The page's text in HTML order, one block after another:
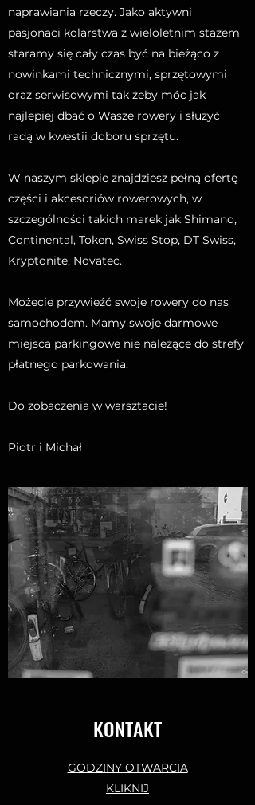
naprawiania rzeczy. Jako aktywni
pasjonaci kolarstwa z wieloletnim stażem
staramy się cały czas być na bieżąco z
nowinkami technicznymi, sprzętowymi
oraz serwisowymi tak żeby móc jak
najlepiej dbać o Wasze rowery i służyć
radą w kwestii doboru sprzętu.
W naszym sklepie znajdziesz pełną ofertę
części i akcesoriów rowerowych, w
szczególności takich marek jak Shimano,
Continental, Token, Swiss Stop, DT Swiss,
Kryptonite, Novatec.
Możecie przywieźć swoje rowery do nas
samochodem. Mamy swoje darmowe
miejsca parkingowe nie należące do strefy
płatnego parkowania.
Do zobaczenia w warsztacie!
Piotr i Michał
KONTAKT
GODZINY OTWARCIA
KLIKNIJ